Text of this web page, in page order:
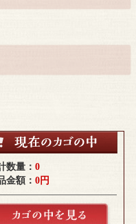
数量： 0
金額： 0円